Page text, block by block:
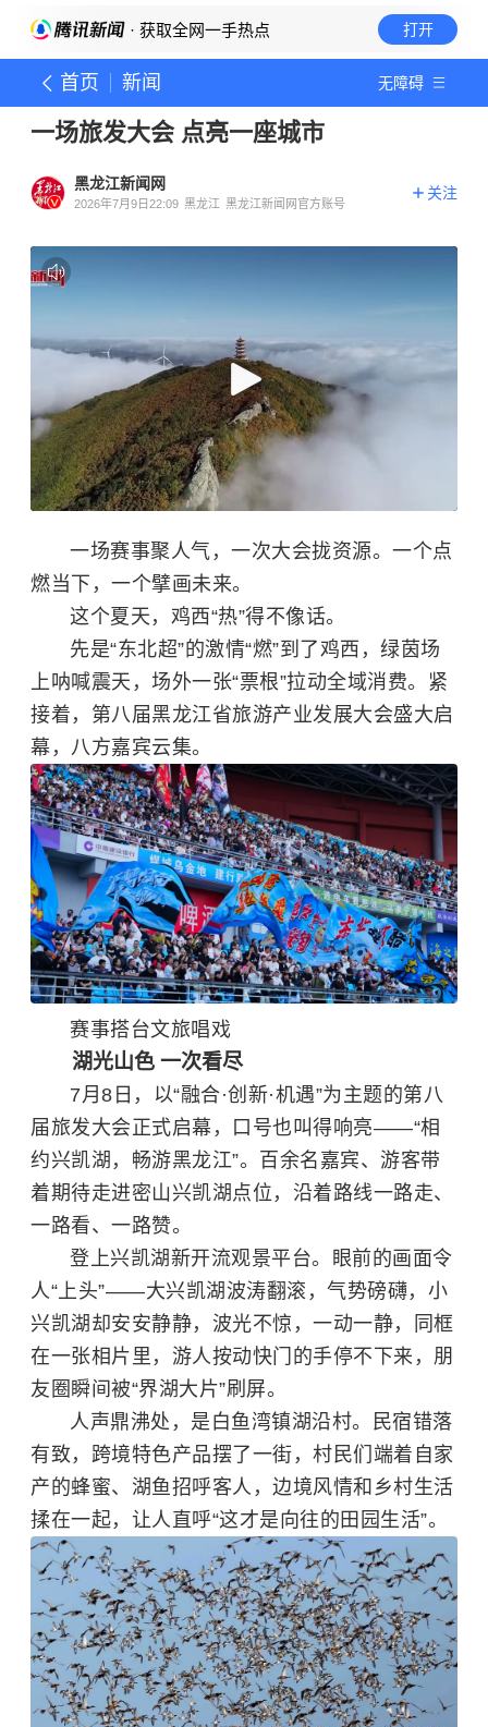
· 获取全网一手热点 打开
首页 新闻 无障碍
一场旅发大会 点亮一座城市
黑龙江新闻网
2026年7月9日22:09 黑龙江 黑龙江新闻网官方账号
关注
一场赛事聚人气，一次大会拢资源。一个点
燃当下，一个擘画未来。
这个夏天，鸡西“热”得不像话。
先是“东北超”的激情“燃”到了鸡西，绿茵场
上呐喊震天，场外一张“票根”拉动全域消费。紧
接着，第八届黑龙江省旅游产业发展大会盛大启
幕，八方嘉宾云集。
赛事搭台文旅唱戏
湖光山色 一次看尽
7月8日，以“融合·创新·机遇”为主题的第八
届旅发大会正式启幕，口号也叫得响亮——“相
约兴凯湖，畅游黑龙江”。百余名嘉宾、游客带
着期待走进密山 兴凯湖 点位，沿着路线一路走、
一路看、一路赞。
登上兴凯湖新开流观景平台。眼前的画面令
人“上头”——大兴凯湖波涛翻滚，气势磅礴，小
兴凯湖却安安静静，波光不惊，一动一静，同框
在一张相片里，游人按动快门的手停不下来，朋
友圈瞬间被“界湖大片”刷屏。
人声鼎沸处，是白鱼湾镇湖沿村。民宿错落
有致，跨境特色产品摆了一街，村民们端着自家
产的蜂蜜、湖鱼招呼客人，边境风情和乡村生活
揉在一起，让人直呼“这才是向往的田园生活”。